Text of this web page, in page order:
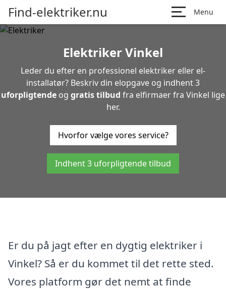
Find-elektriker.nu Menu
Elektriker Vinkel
Leder du efter en professionel elektriker eller el-
installatør? Beskriv din elopgave og indhent 3
uforpligtende og gratis tilbud fra elfirmaer fra Vinkel lige
her.
Hvorfor vælge vores service?
Indhent 3 uforpligtende tilbud
Er du på jagt efter en dygtig elektriker i
Vinkel? Så er du kommet til det rette sted.
Vores platform gør det nemt at finde